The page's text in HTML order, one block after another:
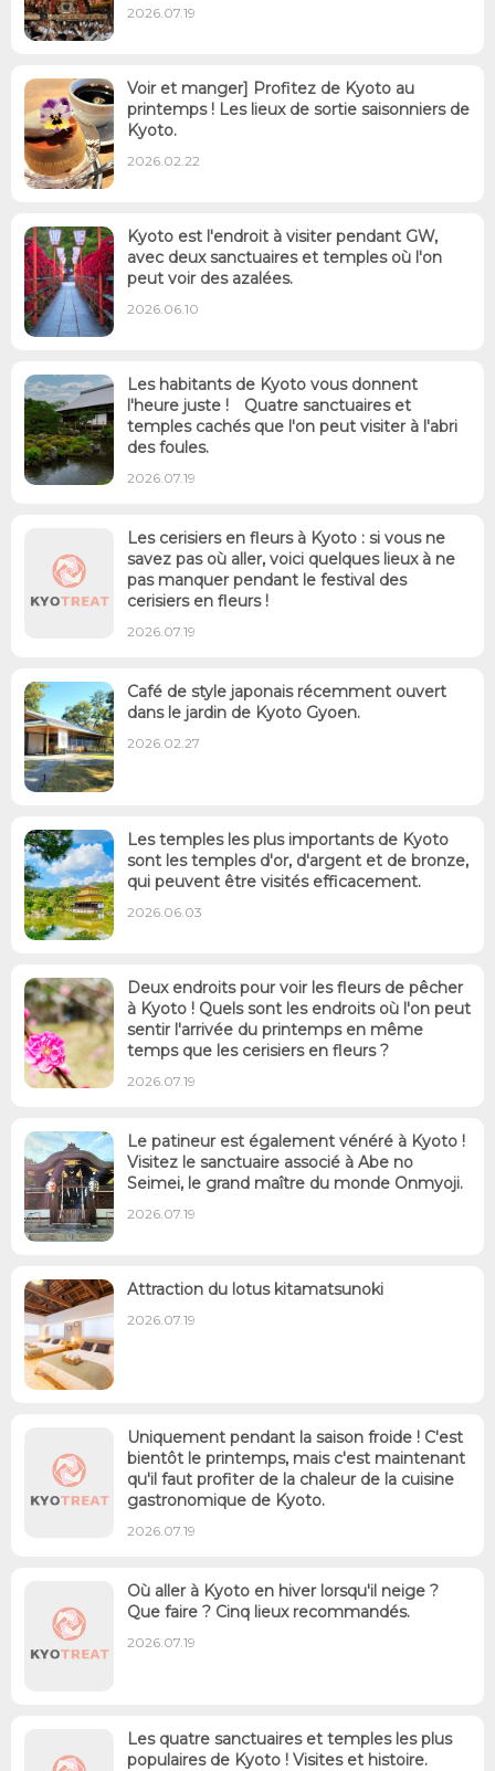
2026.07.19
Voir et manger] Profitez de Kyoto au
printemps ! Les lieux de sortie saisonniers de
Kyoto.
2026.02.22
Kyoto est l'endroit à visiter pendant GW,
avec deux sanctuaires et temples où l'on
peut voir des azalées.
2026.06.10
Les habitants de Kyoto vous donnent
l'heure juste ! Quatre sanctuaires et
temples cachés que l'on peut visiter à l'abri
des foules.
2026.07.19
Les cerisiers en fleurs à Kyoto : si vous ne
savez pas où aller, voici quelques lieux à ne
pas manquer pendant le festival des
cerisiers en fleurs !
2026.07.19
Café de style japonais récemment ouvert
dans le jardin de Kyoto Gyoen.
2026.02.27
Les temples les plus importants de Kyoto
sont les temples d'or, d'argent et de bronze,
qui peuvent être visités efficacement.
2026.06.03
Deux endroits pour voir les fleurs de pêcher
à Kyoto ! Quels sont les endroits où l'on peut
sentir l'arrivée du printemps en même
temps que les cerisiers en fleurs ?
2026.07.19
Le patineur est également vénéré à Kyoto !
Visitez le sanctuaire associé à Abe no
Seimei, le grand maître du monde Onmyoji.
2026.07.19
Attraction du lotus kitamatsunoki
2026.07.19
Uniquement pendant la saison froide ! C'est
bientôt le printemps, mais c'est maintenant
qu'il faut profiter de la chaleur de la cuisine
gastronomique de Kyoto.
2026.07.19
Où aller à Kyoto en hiver lorsqu'il neige ?
Que faire ? Cinq lieux recommandés.
2026.07.19
Les quatre sanctuaires et temples les plus
populaires de Kyoto ! Visites et histoire.